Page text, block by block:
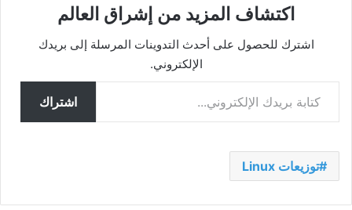
اكتشاف المزيد من إشراق العالم
اشترك للحصول على أحدث التدوينات المرسلة إلى بريدك
الإلكتروني.
كتابة بريدك الإلكتروني...
اشتراك
توزيعات Linux